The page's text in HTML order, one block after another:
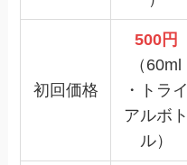
初回価格
500円
（60ml
・トライ
アルボト
ル）